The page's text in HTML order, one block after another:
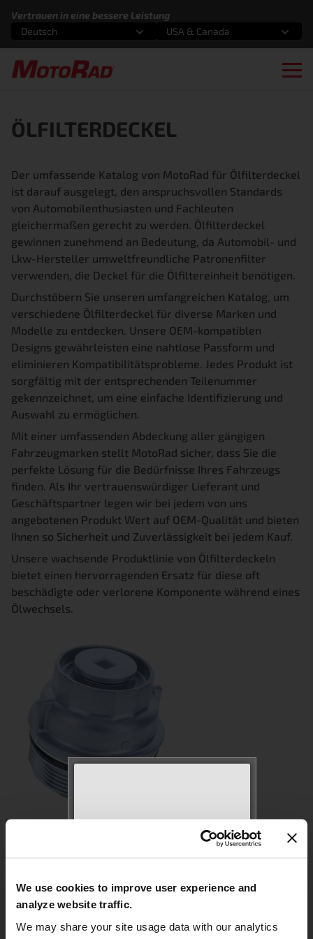
We use cookies to improve user experience and
analyze website traffic.
We may share your site usage data with our analytics
Vertrauen in eine bessere Leistung
Wählen Sie eine Option
Deutsch
Wählen Sie eine Option
USA & Canada
ÖLFILTERDECKEL
Der umfassende Katalog von MotoRad für Ölfilterdeckel
ist darauf ausgelegt, den anspruchsvollen Standards
von Automobilenthusiasten und Fachleuten
gleichermaßen gerecht zu werden. Ölfilterdeckel
gewinnen zunehmend an Bedeutung, da Automobil- und
Lkw-Hersteller umweltfreundliche Patronenfilter
verwenden, die Deckel für die Ölfiltereinheit benötigen.
Durchstöbern Sie unseren umfangreichen Katalog, um
verschiedene Ölfilterdeckel für diverse Marken und
Modelle zu entdecken. Unsere OEM-kompatiblen
Designs gewährleisten eine nahtlose Passform und
eliminieren Kompatibilitätsprobleme. Jedes Produkt ist
sorgfältig mit der entsprechenden Teilenummer
gekennzeichnet, um eine einfache Identifizierung und
Auswahl zu ermöglichen.
Mit einer umfassenden Abdeckung aller gängigen
Fahrzeugmarken stellt MotoRad sicher, dass Sie die
perfekte Lösung für die Bedürfnisse Ihres Fahrzeugs
finden. Als Ihr vertrauenswürdiger Lieferant und
Geschäftspartner legen wir bei jedem von uns
angebotenen Produkt Wert auf OEM-Qualität und bieten
Ihnen so Sicherheit und Zuverlässigkeit bei jedem Kauf.
Unsere wachsende Produktlinie von Ölfilterdeckeln
bietet einen hervorragenden Ersatz für diese oft
beschädigte oder verlorene Komponente während eines
Ölwechsels.
Die Fertigung erfolgt unter Verwendung hochwertiger
robuste Langlebigkeit sicherzustellen.
Konzipiert, um alle OEM-Spezifikationen hinsichtlich
Passform, Form & Funktion zu erfüllen oder zu
MEET WITH US AT
AUTOMECHANIKA
September 8–12, 2026
Hall 3.0 | Stand E31